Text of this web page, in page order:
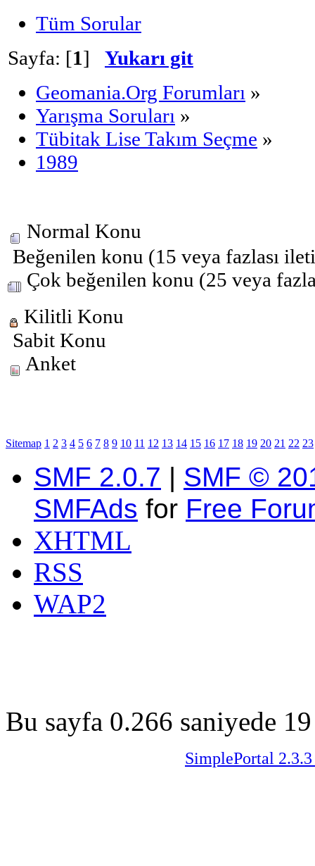
Tüm Sorular
Sayfa: [1] Yukarı git
Geomania.Org Forumları »
Yarışma Soruları »
Tübitak Lise Takım Seçme »
1989
Normal Konu
Beğenilen konu (15 veya fazlası
Çok beğenilen konu (25 veya
Kilitli Konu
Sabit Konu
Anket
Sitemap 1 2 3 4 5 6 7 8 9 10 11 12 13 14 15 16 17 18 19 20 21 22 23
SMF 2.0.7 | SMF ©
SMFAds for Free
XHTML
RSS
WAP2
Bu sayfa 0.266 saniyede
SimplePortal